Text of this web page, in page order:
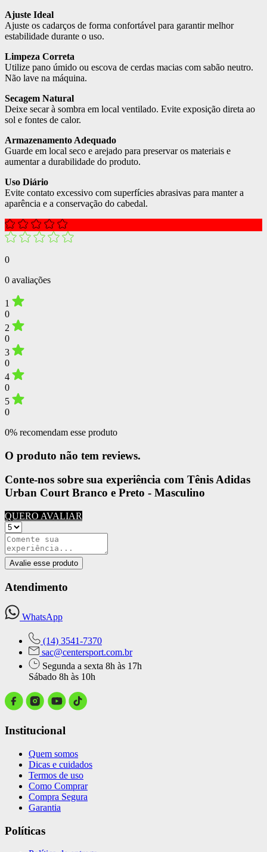
Ajuste Ideal
Ajuste os cadarços de forma confortável para garantir melhor
estabilidade durante o uso.
Limpeza Correta
Utilize pano úmido ou escova de cerdas macias com sabão neutro.
Não lave na máquina.
Secagem Natural
Deixe secar à sombra em local ventilado. Evite exposição direta ao
sol e fontes de calor.
Armazenamento Adequado
Guarde em local seco e arejado para preservar os materiais e
aumentar a durabilidade do produto.
Uso Diário
Evite contato excessivo com superfícies abrasivas para manter a
aparência e a conservação do cabedal.
0
0 avaliações
1
0
2
0
3
0
4
0
5
0
0% recomendam esse produto
O produto não tem reviews.
Conte-nos sobre sua experiência com Tênis Adidas
Urban Court Branco e Preto - Masculino
QUERO AVALIAR
Avalie esse produto
Atendimento
WhatsApp
(14) 3541-7370
sac@centersport.com.br
Segunda a sexta 8h às 17h
Sábado 8h às 10h
Institucional
Quem somos
Dicas e cuidados
Termos de uso
Como Comprar
Compra Segura
Garantia
Políticas